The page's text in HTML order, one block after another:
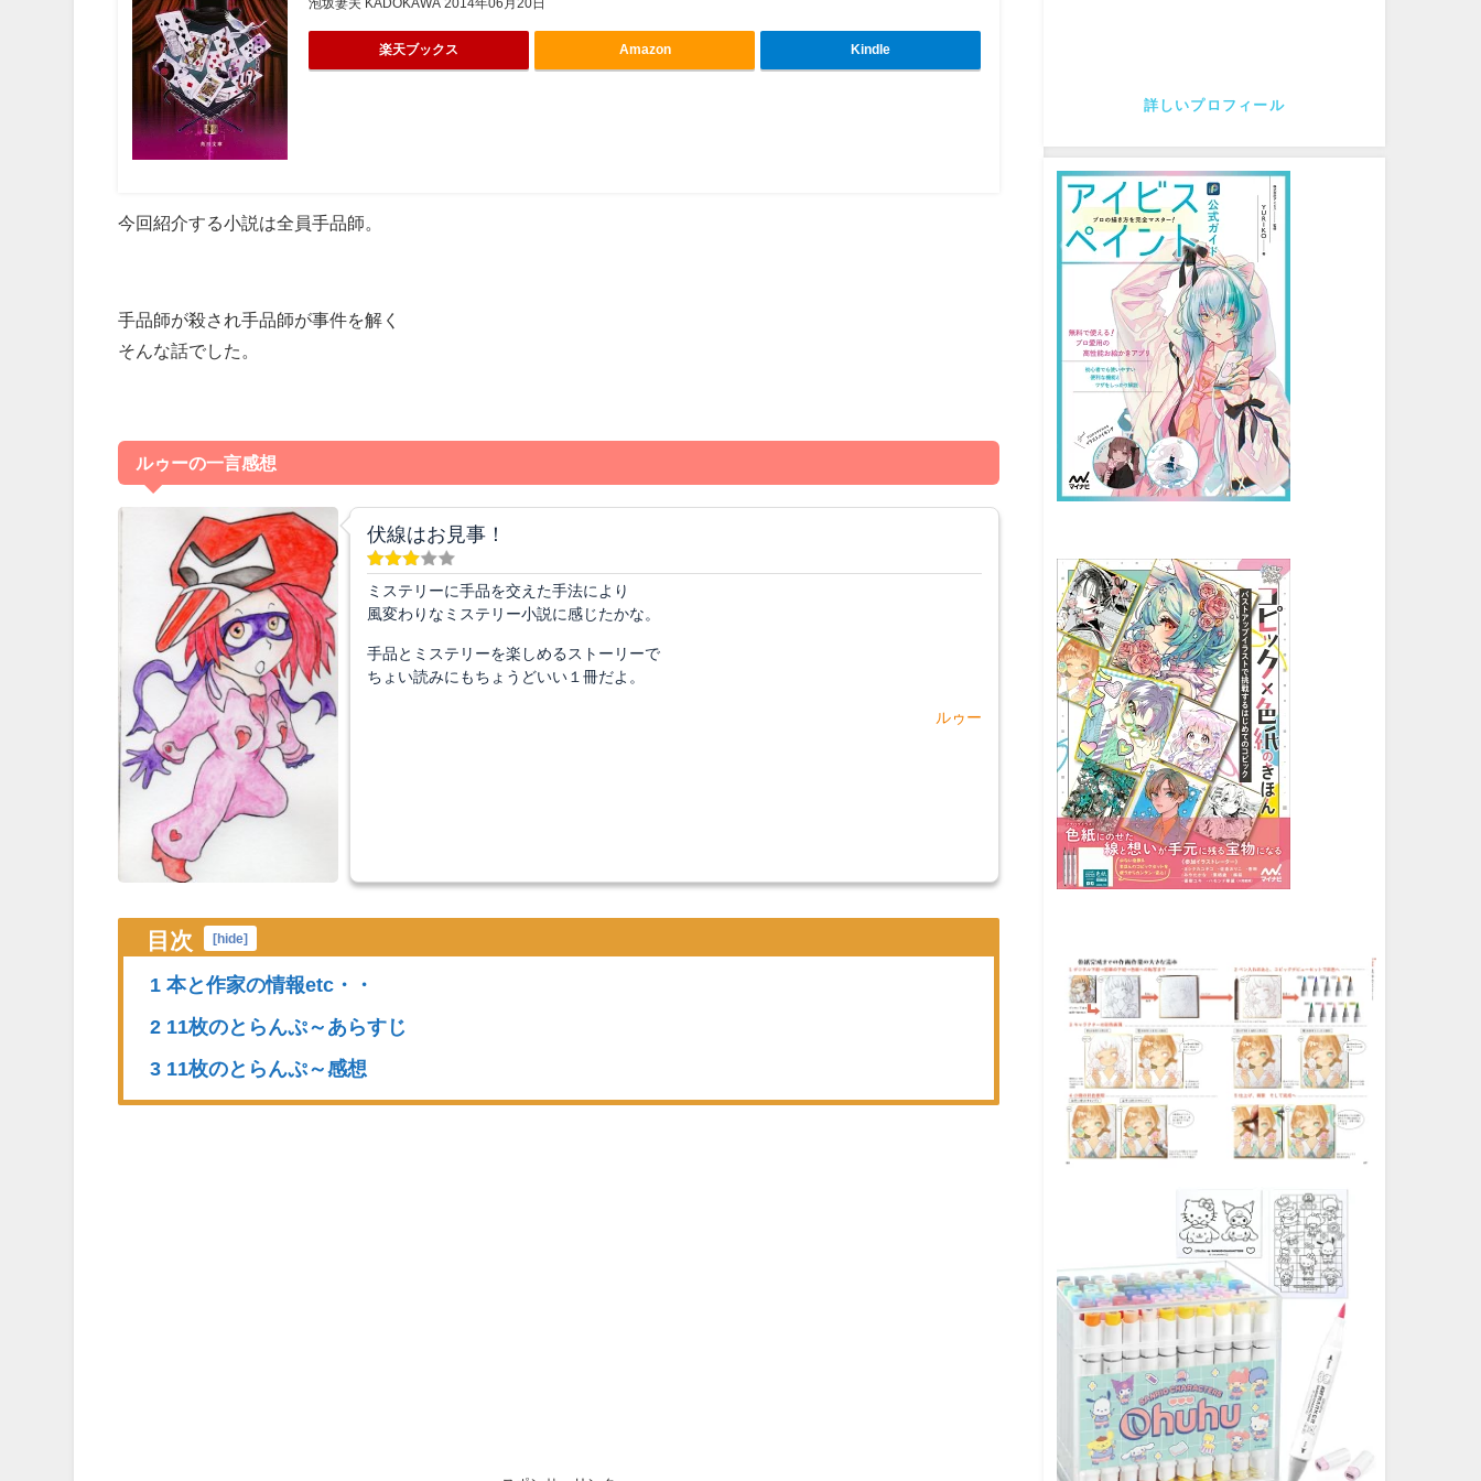
泡坂妻夫 KADOKAWA 2014年06月20日
楽天ブックス Amazon Kindle
今回紹介する小説は全員手品師。
手品師が殺され手品師が事件を解く
そんな話でした。
ルゥーの一言感想
伏線はお見事！
ミステリーに手品を交えた手法により
風変わりなミステリー小説に感じたかな。
手品とミステリーを楽しめるストーリーで
ちょい読みにもちょうどいい１冊だよ。
ルゥー
目次 [hide]
1 本と作家の情報etc・・
2 11枚のとらんぷ～あらすじ
3 11枚のとらんぷ～感想
詳しいプロフィール